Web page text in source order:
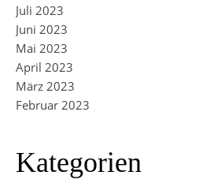
Juli 2023
Juni 2023
Mai 2023
April 2023
März 2023
Februar 2023
Kategorien